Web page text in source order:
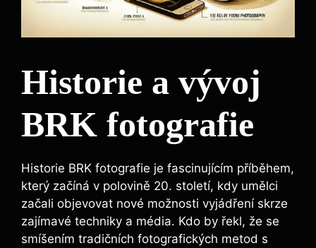
Historie a vývoj
BRK fotografie
Historie BRK fotografie je fascinujícím příběhem,
který začíná v polovině⁢ 20. století, kdy umělci
začali ⁣objevovat nové ⁢možnosti ⁢vyjádření skrze
zajímavé techniky a média. Kdo by ⁢řekl, že se ​
smíšením⁤ tradičních fotografických metod s